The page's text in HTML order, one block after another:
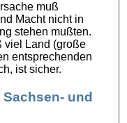
muß
Macht nicht in
stehen mußten.
viel Land (große
entsprechenden
ist sicher.
und